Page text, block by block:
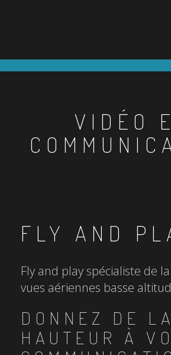
VIDÉO
FLY AND
Fly and play spécialiste de
vues aériennes basse
DONNEZ DE LA
HAUTEUR À